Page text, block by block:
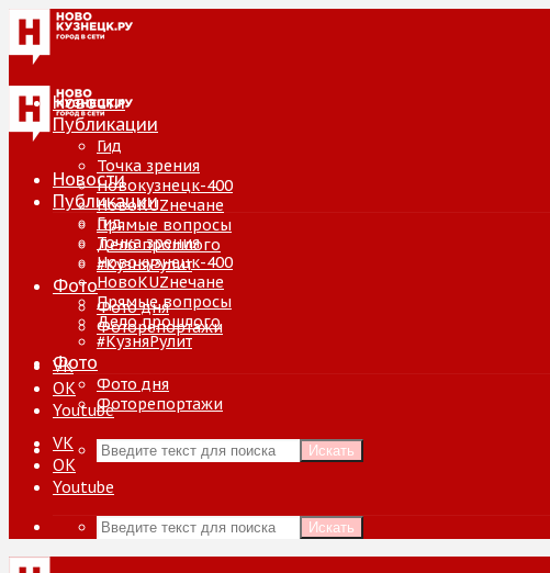
Новости
Публикации
Гид
Точка зрения
Новокузнецк-400
НовоKUZнечане
Прямые вопросы
Дело прошлого
#КузняРулит
Фото
Фото дня
Фоторепортажи
VK
ОК
Youtube
Искать
Новости
Публикации
Гид
Точка зрения
Новокузнецк-400
НовоKUZнечане
Прямые вопросы
Дело прошлого
#КузняРулит
Фото
Фото дня
Фоторепортажи
VK
ОК
Youtube
Искать